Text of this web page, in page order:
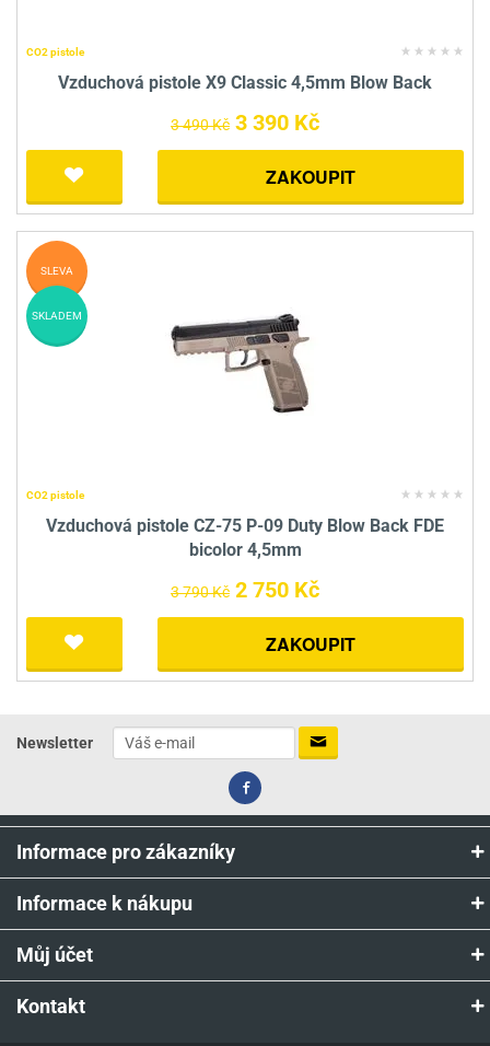
CO2 pistole
Vzduchová pistole X9 Classic 4,5mm Blow Back
3 490 Kč 3 390 Kč
ZAKOUPIT
CO2 pistole
Vzduchová pistole CZ-75 P-09 Duty Blow Back FDE
bicolor 4,5mm
3 790 Kč 2 750 Kč
ZAKOUPIT
SLEVA
SKLADEM
Newsletter
Informace pro zákazníky
Informace k nákupu
Můj účet
Kontakt